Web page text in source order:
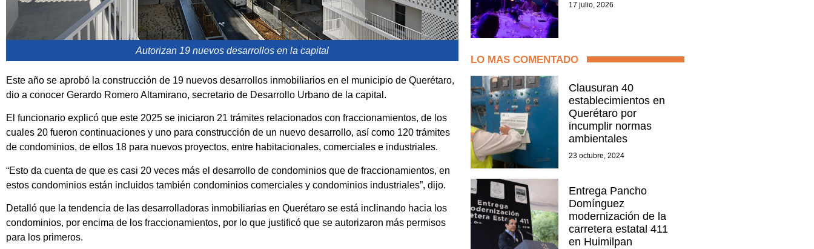
Autorizan 19 nuevos desarrollos en la capital
Este año se aprobó la construcción de 19 nuevos desarrollos inmobiliarios en el municipio de Querétaro,
dio a conocer Gerardo Romero Altamirano, secretario de Desarrollo Urbano de la capital.
El funcionario explicó que este 2025 se iniciaron 21 trámites relacionados con fraccionamientos, de los
cuales 20 fueron continuaciones y uno para construcción de un nuevo desarrollo, así como 120 trámites
de condominios, de ellos 18 para nuevos proyectos, entre habitacionales, comerciales e industriales.
“Esto da cuenta de que es casi 20 veces más el desarrollo de condominios que de fraccionamientos, en
estos condominios están incluidos también condominios comerciales y condominios industriales”, dijo.
Detalló que la tendencia de las desarrolladoras inmobiliarias en Querétaro se está inclinando hacia los
condominios, por encima de los fraccionamientos, por lo que justificó que se autorizaron más permisos
para los primeros.
17 julio, 2026
LO MAS COMENTADO
Clausuran 40
establecimientos en
Querétaro por
incumplir normas
ambientales
23 octubre, 2024
Entrega Pancho
Domínguez
modernización de la
carretera estatal 411
en Huimilpan